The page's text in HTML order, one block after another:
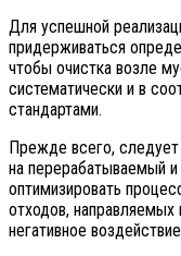
Для успешной
придерживаться
чтобы очистка возле
систематически и в
стандартами.
Прежде всего,
на перерабатываемый
оптимизировать
отходов,
негативное